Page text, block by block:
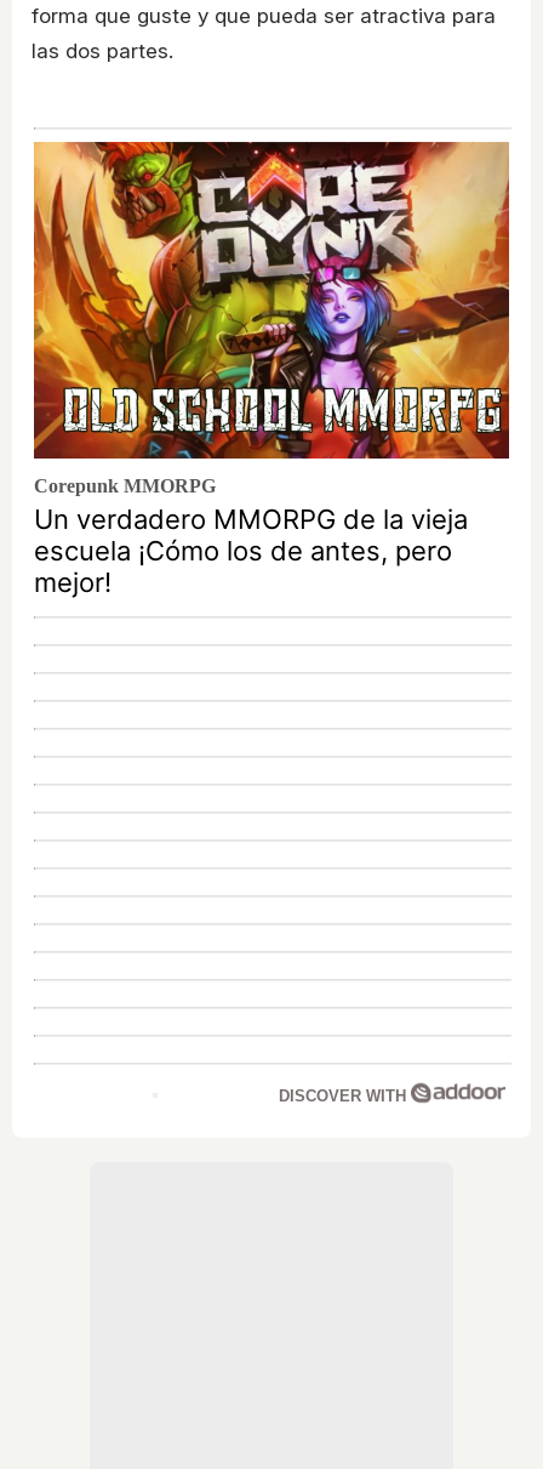
forma que guste y que pueda ser atractiva para
las dos partes.
Corepunk MMORPG
Un verdadero MMORPG de la vieja
escuela ¡Cómo los de antes, pero
mejor!
DISCOVER WITH